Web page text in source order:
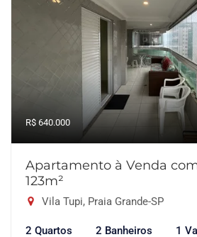
R$ 640.000
Apartamento à Venda
123m²
Vila Tupi, Praia Grande-SP
2 Quartos 2 Banheiros 1